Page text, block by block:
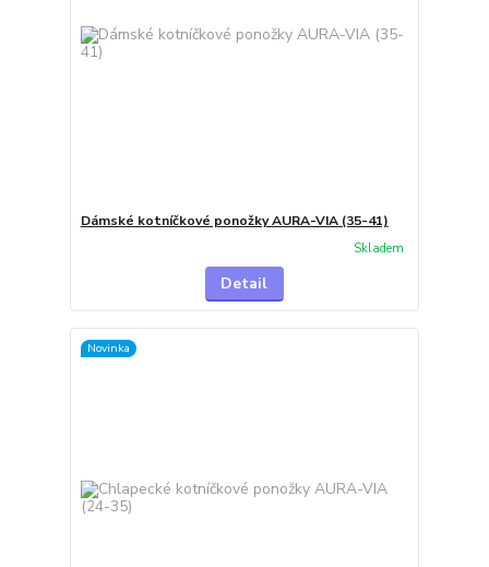
Dámské kotníčkové ponožky AURA-VIA (35-41)
Skladem
Detail
Novinka